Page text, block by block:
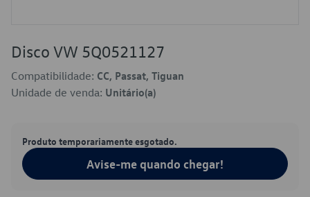
Disco VW 5Q0521127
Compatibilidade: CC, Passat, Tiguan
Unidade de venda: Unitário(a)
Produto temporariamente esgotado.
Avise-me quando chegar!